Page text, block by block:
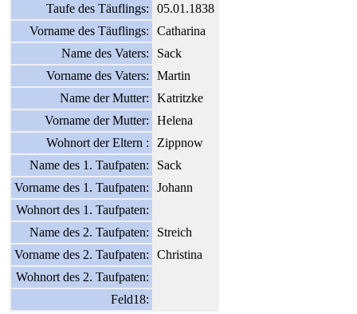
Taufe des Täuflings:
05.01.1838
Vorname des Täuflings:
Catharina
Name des Vaters:
Sack
Vorname des Vaters:
Martin
Name der Mutter:
Katritzke
Vorname der Mutter:
Helena
Wohnort der Eltern :
Zippnow
Name des 1. Taufpaten:
Sack
Vorname des 1. Taufpaten:
Johann
Wohnort des 1. Taufpaten:
Name des 2. Taufpaten:
Streich
Vorname des 2. Taufpaten:
Christina
Wohnort des 2. Taufpaten:
Feld18: